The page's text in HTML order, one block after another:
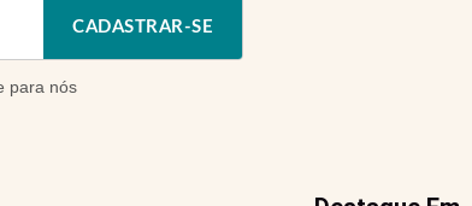
CADASTRAR-SE
para nós